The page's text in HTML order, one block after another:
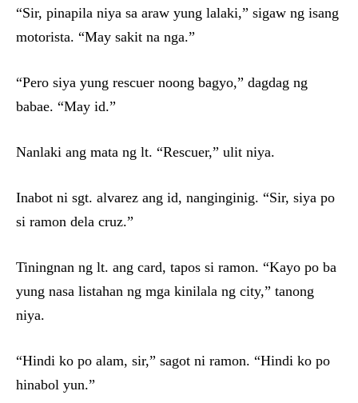
“Sir, pinapila niya sa araw yung lalaki,” sigaw ng isang
motorista. “May sakit na nga.”
“Pero siya yung rescuer noong bagyo,” dagdag ng
babae. “May id.”
Nanlaki ang mata ng lt. “Rescuer,” ulit niya.
Inabot ni sgt. alvarez ang id, nanginginig. “Sir, siya po
si ramon dela cruz.”
Tiningnan ng lt. ang card, tapos si ramon. “Kayo po ba
yung nasa listahan ng mga kinilala ng city,” tanong
niya.
“Hindi ko po alam, sir,” sagot ni ramon. “Hindi ko po
hinabol yun.”